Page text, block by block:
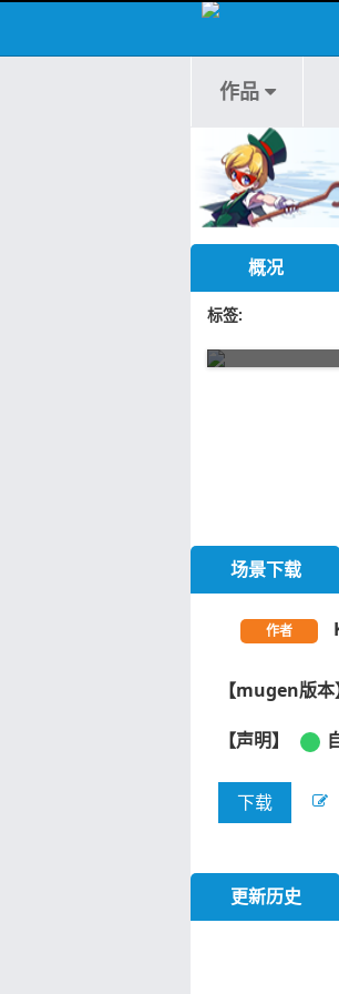
作品
概况
标签
场景下载
作者
【mugen版本
【声明】
下载
更新历史